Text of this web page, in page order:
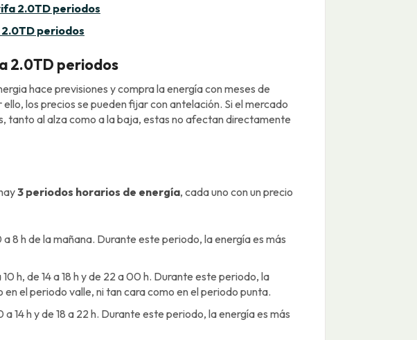
2.0TD periodos
periodos
2.0TD periodos
hace previsiones y compra la energía con meses de
los precios se pueden fijar con antelación. Si el mercado
tanto al alza como a la baja, estas no afectan directamente
3 periodos horarios de energía, cada uno con un precio
a 8 h de la mañana. Durante este periodo, la energía es más
10 h, de 14 a 18 h y de 22 a 00 h. Durante este periodo, la
el periodo valle, ni tan cara como en el periodo punta.
a 14 h y de 18 a 22 h. Durante este periodo, la energía es más